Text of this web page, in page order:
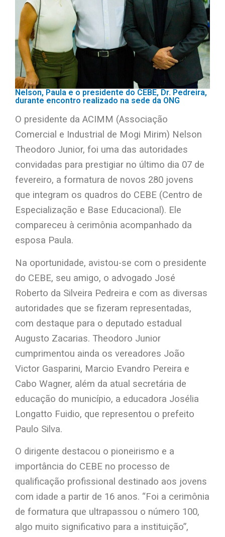
Nelson, Paula e o presidente do CEBE, Dr. Pedreira,
durante encontro realizado na sede da ONG
O presidente da ACIMM (Associação
Comercial e Industrial de Mogi Mirim) Nelson
Theodoro Junior, foi uma das autoridades
convidadas para prestigiar no último dia 07 de
fevereiro, a formatura de novos 280 jovens
que integram os quadros do CEBE (Centro de
Especialização e Base Educacional). Ele
compareceu à cerimônia acompanhado da
esposa Paula.
Na oportunidade, avistou-se com o presidente
do CEBE, seu amigo, o advogado José
Roberto da Silveira Pedreira e com as diversas
autoridades que se fizeram representadas,
com destaque para o deputado estadual
Augusto Zacarias. Theodoro Junior
cumprimentou ainda os vereadores João
Victor Gasparini, Marcio Evandro Pereira e
Cabo Wagner, além da atual secretária de
educação do município, a educadora Josélia
Longatto Fuidio, que representou o prefeito
Paulo Silva.
O dirigente destacou o pioneirismo e a
importância do CEBE no processo de
qualificação profissional destinado aos jovens
com idade a partir de 16 anos. “Foi a cerimônia
de formatura que ultrapassou o número 100,
algo muito significativo para a instituição”,